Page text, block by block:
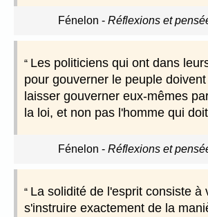
Fénelon - Réflexions et
Les politiciens qui ont dans
pour gouverner le peuple
laisser gouverner eux-mêmes
la loi, et non pas l'homme qui
Fénelon - Réflexions et
La solidité de l'esprit consiste à
s'instruire exactement de la